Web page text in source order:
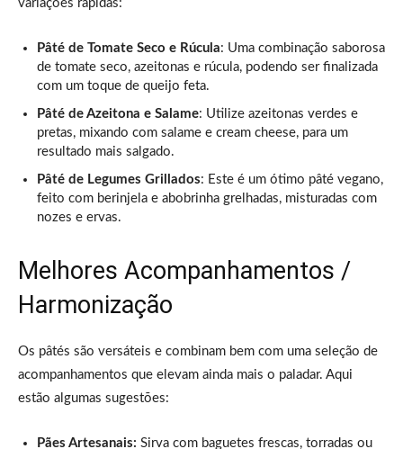
variações rápidas:
Pâté de Tomate Seco e Rúcula: Uma combinação saborosa
de tomate seco, azeitonas e rúcula, podendo ser finalizada
com um toque de queijo feta.
Pâté de Azeitona e Salame: Utilize azeitonas verdes e
pretas, mixando com salame e cream cheese, para um
resultado mais salgado.
Pâté de Legumes Grillados: Este é um ótimo pâté vegano,
feito com berinjela e abobrinha grelhadas, misturadas com
nozes e ervas.
Melhores Acompanhamentos /
Harmonização
Os pâtés são versáteis e combinam bem com uma seleção de
acompanhamentos que elevam ainda mais o paladar. Aqui
estão algumas sugestões:
Pães Artesanais: Sirva com baguetes frescas, torradas ou